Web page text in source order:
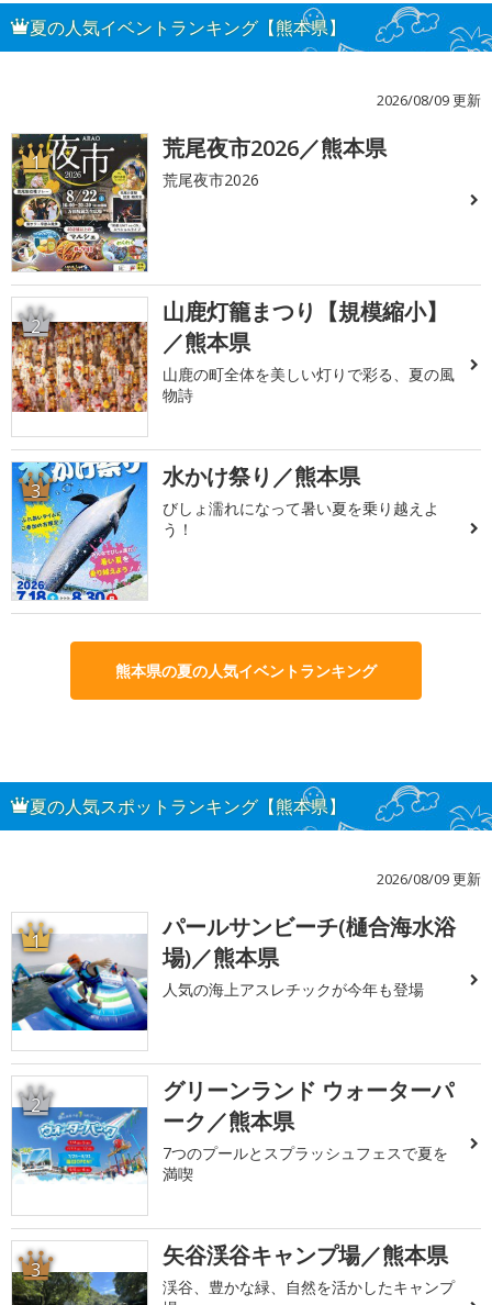
夏の人気イベントランキング【熊本県】
2026/08/09 更新
1 荒尾夜市2026／熊本県
荒尾夜市2026
2
山鹿灯籠まつり【規模縮小】
／熊本県
山鹿の町全体を美しい灯りで彩る、夏の風
物詩
3 水かけ祭り／熊本県
びしょ濡れになって暑い夏を乗り越えよ
う！
熊本県の夏の人気イベントランキング
夏の人気スポットランキング【熊本県】
2026/08/09 更新
1
パールサンビーチ(樋合海水浴
場)／熊本県
人気の海上アスレチックが今年も登場
2
グリーンランド ウォーターパ
ーク／熊本県
7つのプールとスプラッシュフェスで夏を
満喫
3 矢谷渓谷キャンプ場／熊本県
渓谷、豊かな緑、自然を活かしたキャンプ